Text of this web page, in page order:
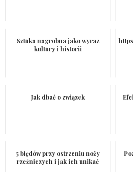
Sztuka nagrobna jako wyraz
kultury i historii
Jak dbać o związek
5 błędów przy ostrzeniu noży
rzeźniczych i jak ich unikać